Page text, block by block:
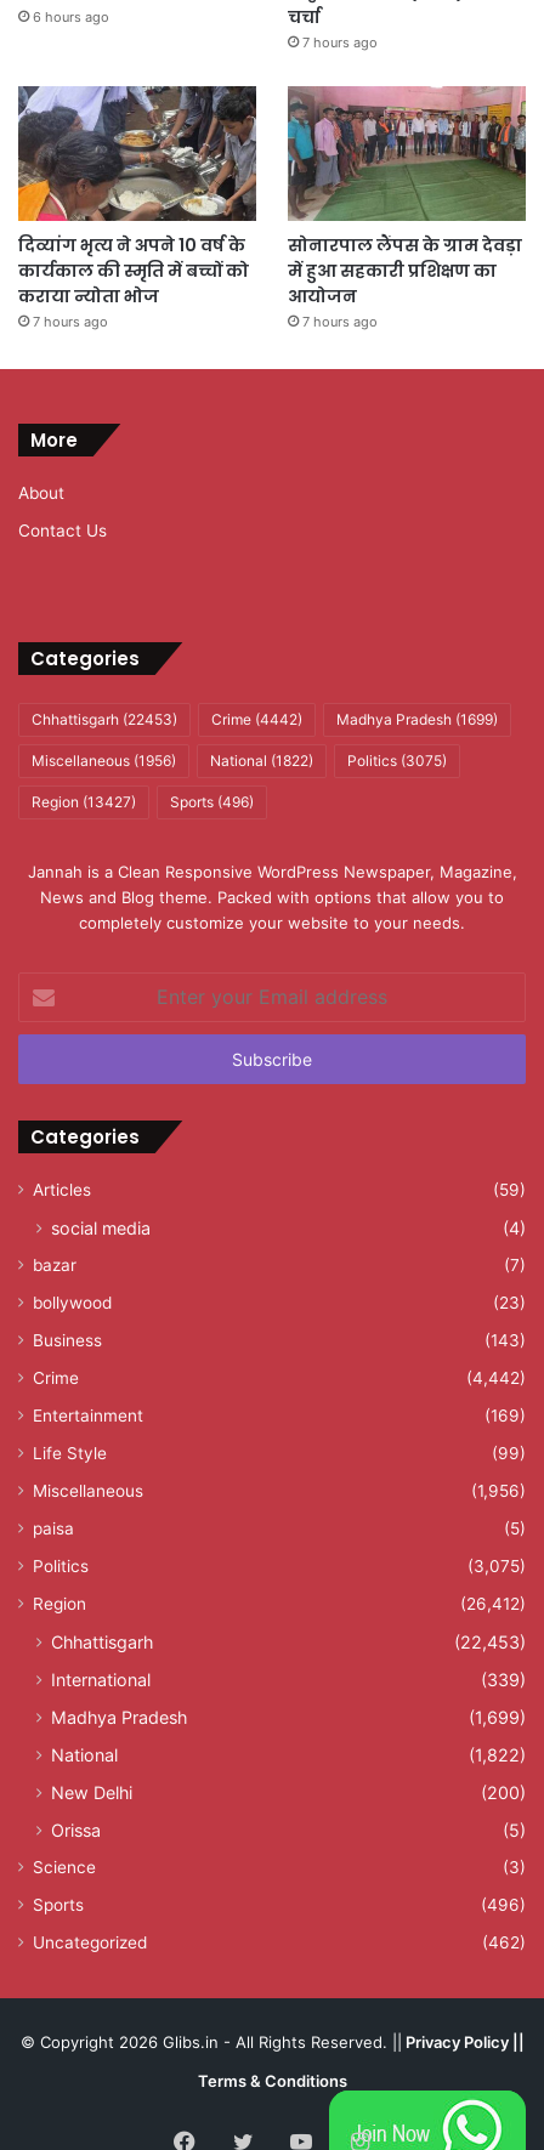
6 hours ago
चर्चा
7 hours ago
दिव्यांग भृत्य ने अपने 10 वर्ष के
कार्यकाल की स्मृति में बच्चों को
कराया न्योता भोज
7 hours ago
सोनारपाल लैंपस के ग्राम देवड़ा
में हुआ सहकारी प्रशिक्षण का
आयोजन
7 hours ago
More
About
Contact Us
Categories
Chhattisgarh (22453) Crime (4442) Madhya Pradesh (1699)
Miscellaneous (1956) National (1822) Politics (3075)
Region (13427) Sports (496)
Jannah is a Clean Responsive WordPress Newspaper, Magazine,
News and Blog theme. Packed with options that allow you to
completely customize your website to your needs.
your
Email
Categories
Articles (59)
social media (4)
bazar
(7)
bollywood
(23)
Business
(143)
Crime
(4,442)
Entertainment
(169)
Life Style
(99)
Miscellaneous
(1,956)
paisa
(5)
Politics
(3,075)
Region
(26,412)
Chhattisgarh
(22,453)
International
(339)
Madhya Pradesh
(1,699)
National
(1,822)
New Delhi
(200)
Orissa
(5)
Science
(3)
Sports
(496)
Uncategorized
(462)
© Copyright 2026 Glibs.in - All Rights Reserved. || Privacy Policy||
Terms & Conditions
Facebook
TwitterYouTubeInstagram